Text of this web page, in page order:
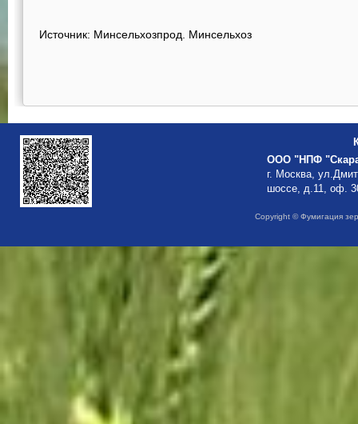
Источник: Минсельхозпрод. Минсельхоз
ООО "НПФ
г. Москва,
шоссе, д.11, оф.
Copyright © Фумигация